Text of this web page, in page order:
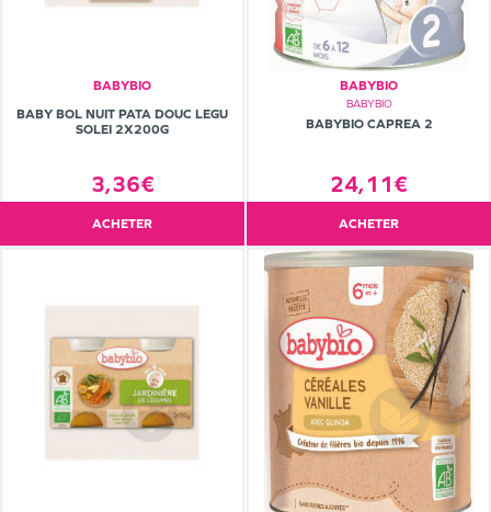
BABYBIO
BABY BOL NUIT PATA DOUC LEGU
SOLEI 2X200G
3,36€
ACHETER
BABYBIO
BABYBIO
BABYBIO CAPREA 2
24,11€
ACHETER